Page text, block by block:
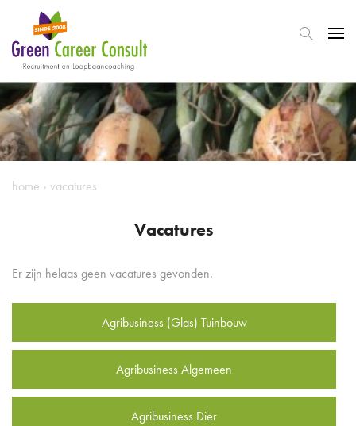
home › vacatures
Vacatures
Er zijn helaas geen vacatures gevonden.
Agribusiness (Glas) Tuinbouw
Agribusiness Algemeen
Agribusiness Dier